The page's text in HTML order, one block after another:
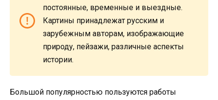
постоянные, временные и выездные.
Картины принадлежат русским и
зарубежным авторам, изображающие
природу, пейзажи, различные аспекты
истории.
Большой популярностью пользуются работы